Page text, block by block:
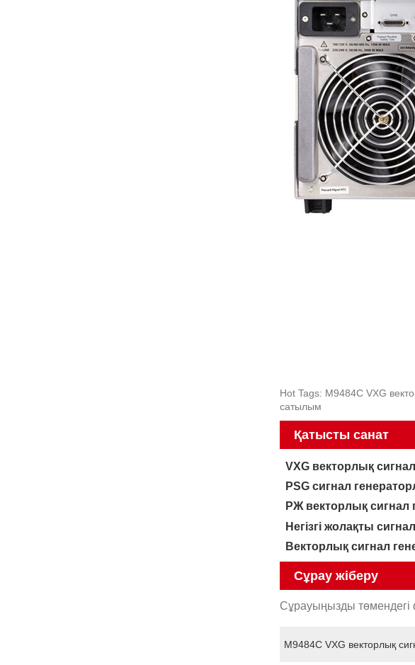
Hot Tags: M9484C VXG
сатылым
Қатысты санат
VXG векторлық
PSG сигнал
РЖ векторлық сигнал
Негізгі жолақты
Векторлық сигнал
Сұрау жіберу
Сұрауыңызды төмендегі